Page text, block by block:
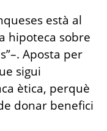
està al
hipoteca sobre
Aposta per
sigui
ètica, perquè
donar benefici